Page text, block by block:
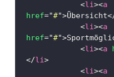
<li><a
href="#">Übersicht
<li><a
href="#">
<li><a
</li>
<li><a